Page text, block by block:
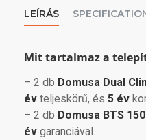
LEÍRÁS
Mit tartalmaz a
– 2 db Domusa Dual
év teljeskörű, és 5 év
– 2 db Domusa BTS 150
év garanciával.